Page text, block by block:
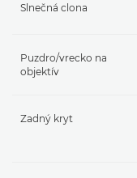
Slnečná clona
Puzdro/vrecko na
objektív
Zadný kryt